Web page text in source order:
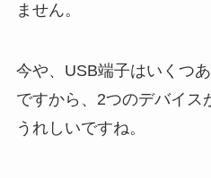
ません。
今や、USB端子はいくつ
ですから、2つのデバイス
うれしいですね。